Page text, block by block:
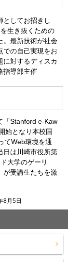
としてお招きし
生き抜くための
。最新技術が社会
での自己実現をお
に対するディスカ
指導部主催
「Stanford e-Kaw
始となり本校国
てWeb環境を通
日は川崎市役所第
大学のゲーリ
が受講生たちを激
8月5日